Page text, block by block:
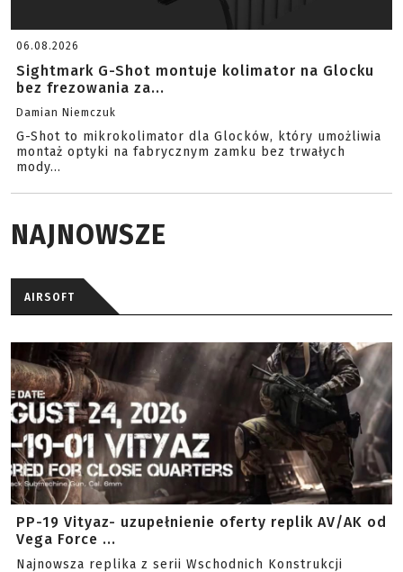
06.08.2026
Sightmark G-Shot montuje kolimator na Glocku
bez frezowania za...
Damian Niemczuk
G-Shot to mikrokolimator dla Glocków, który umożliwia
montaż optyki na fabrycznym zamku bez trwałych
mody...
NAJNOWSZE
AIRSOFT
PP-19 Vityaz- uzupełnienie oferty replik AV/AK od
Vega Force ...
Najnowsza replika z serii Wschodnich Konstrukcji